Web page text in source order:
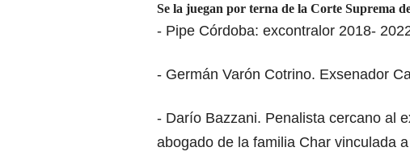
Se la juegan por terna de la Corte Suprema
- Pipe Córdoba: excontralor 2018-
- Germán Varón Cotrino. Exsenador
- Darío Bazzani. Penalista cercano al
abogado de la familia Char vinculada